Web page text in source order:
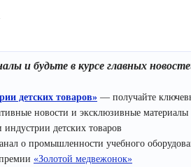
и будьте в курсе главных
детских товаров» — получайте
новости и эксклюзивные материалы
детских товаров
о промышленности учебного
«Золотой медвежонок»